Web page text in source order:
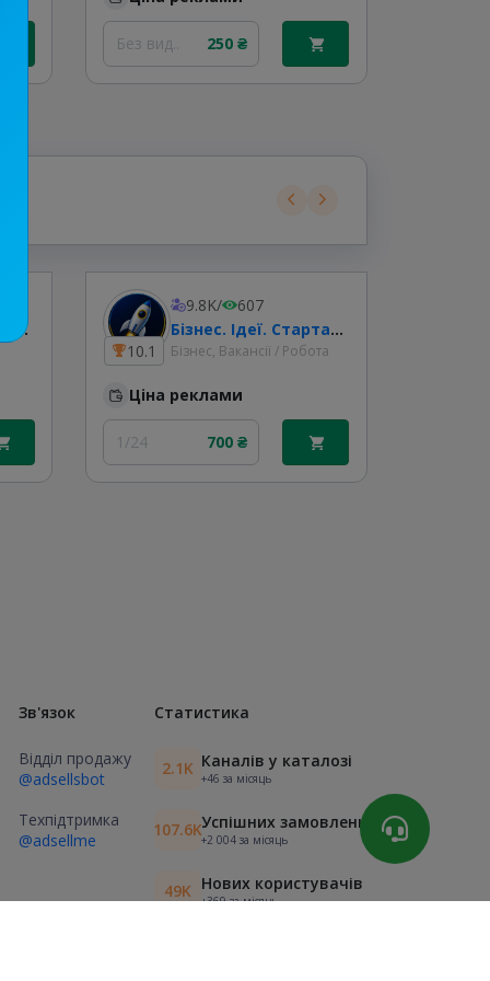
Без вид.. 250 ₴
Житло.Робота.Миргород
10.1
9.8K/
607
Бізнес. Ідеї. Стартапи🇺🇦
Бізнес, Вакансії / Робота
Ціна реклами
1/24 700 ₴
Зв'язок
Відділ продажу
@adsellsbot
Техпідтримка
@adsellme
Статистика
2.1K Каналів у каталозі
+46 за місяць
107.6KУспішних замовлень
+2 004 за місяць
49K Нових користувачів
+369 за місяць